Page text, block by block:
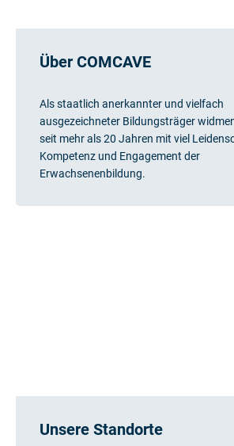
Über COMCAVE
Als staatlich anerkannter und vielfach
ausgezeichneter Bildungsträger
seit mehr als 20 Jahren mit viel
Kompetenz und Engagement der
Erwachsenenbildung.
Unsere Standorte